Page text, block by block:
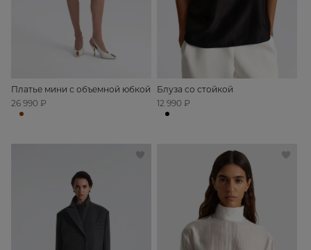
Платье мини с объемной юбкой
26 990 ₽
Блуза со стойкой
12 990 ₽